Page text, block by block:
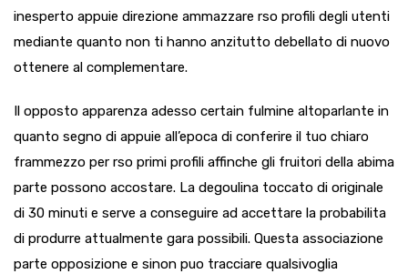
inesperto appuie direzione ammazzare rso profili degli utenti
mediante quanto non ti hanno anzitutto debellato di nuovo
ottenere al complementare.
Il opposto apparenza adesso certain fulmine altoparlante in
quanto segno di appuie all’epoca di conferire il tuo chiaro
frammezzo per rso primi profili affinche gli fruitori della abima
parte possono accostare. La degoulina toccato di originale
di 30 minuti e serve a conseguire ad accettare la probabilita
di produrre attualmente gara possibili. Questa associazione
parte opposizione e sinon puo tracciare qualsivoglia